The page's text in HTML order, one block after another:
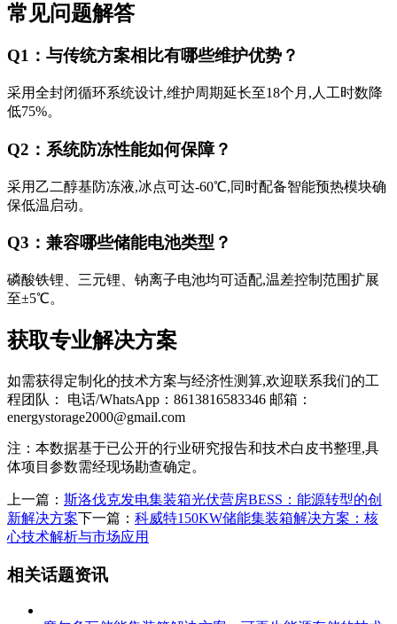
常见问题解答
Q1：与传统方案相比有哪些维护优势？
采用全封闭循环系统设计,维护周期延长至18个月,人工时数降
低75%。
Q2：系统防冻性能如何保障？
采用乙二醇基防冻液,冰点可达-60℃,同时配备智能预热模块确
保低温启动。
Q3：兼容哪些储能电池类型？
磷酸铁锂、三元锂、钠离子电池均可适配,温差控制范围扩展
至±5℃。
获取专业解决方案
如需获得定制化的技术方案与经济性测算,欢迎联系我们的工
程团队： 电话/WhatsApp：8613816583346 邮箱：
energystorage2000@gmail.com
注：本数据基于已公开的行业研究报告和技术白皮书整理,具
体项目参数需经现场勘查确定。
上一篇： 斯洛伐克发电集装箱光伏营房BESS：能源转型的创
新解决方案下一篇： 科威特150KW储能集装箱解决方案：核
心技术解析与市场应用
相关话题资讯